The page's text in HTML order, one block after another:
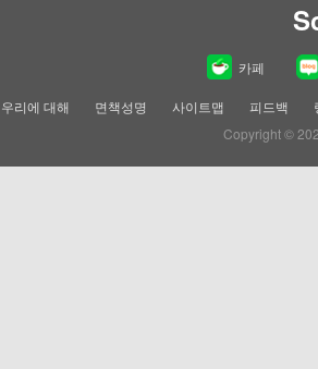
카페
우리에 대해 면책성명 사이트맵 피드백
Copyright ©